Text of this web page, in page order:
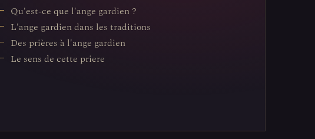
Qu'est-ce que l'ange gardien ?
L'ange gardien dans les traditions
Des prières à l'ange gardien
Le sens de cette priere